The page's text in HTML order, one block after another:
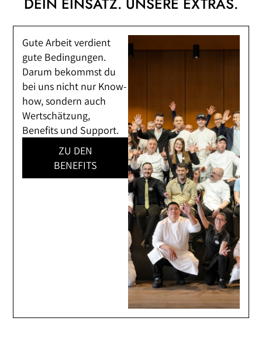
Gute Arbeit verdient
gute Bedingungen.
Darum bekommst du
bei uns nicht nur Know-
how, sondern auch
Wertschätzung,
Benefits und Support.
ZU DEN
BENEFITS